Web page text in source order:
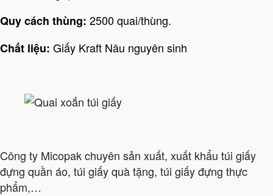
Quy cách thùng: 2500 quai/thùng.
Chất liệu: Giấy Kraft Nâu nguyên sinh
Công ty Micopak chuyên sản xuất, xuất khẩu túi giấy
đựng quần áo, túi giấy quà tặng, túi giấy đựng thực
phẩm,…